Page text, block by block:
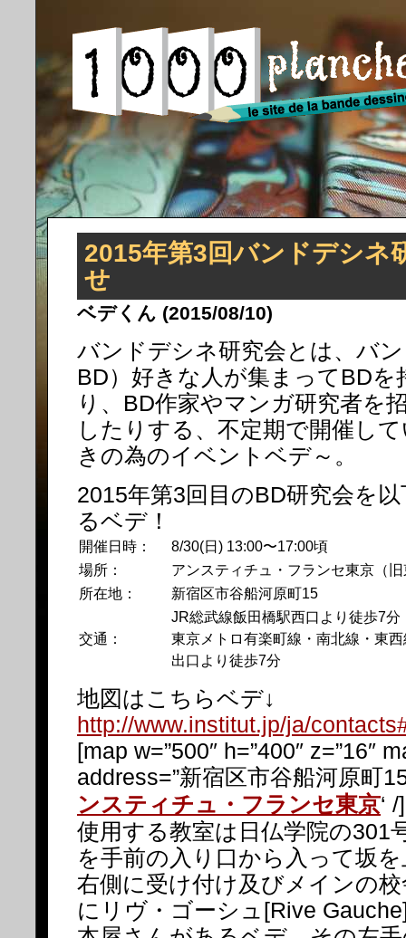
2015年第3回バンドデシネ
せ
ベデくん (2015/08/10)
バンドデシネ研究会とは、バ
BD）好きな人が集まってBDを
り、BD作家やマンガ研究者を
したりする、不定期で開催し
きの為のイベントベデ～。
2015年第3回目のBD研究会を
るベデ！
開催日時：
8/30(日) 13:00〜17:00頃
場所：
アンスティチュ・フランセ東京（
所在地：
新宿区市谷船河原町15
交通：
JR総武線飯田橋駅西口より徒歩7分
東京メトロ有楽町線・南北線・東
出口より徒歩7分
地図はこちらベデ↓
http://www.institut.jp/ja/
[map w=”500″ h=”400″ z=”16″
address=”新宿区市谷船河原町
ンスティチュ・フランセ東京‘ /]
使用する教室は日仏学院の301
を手前の入り口から入って坂
右側に受け付け及びメインの
にリヴ・ゴーシュ[Rive